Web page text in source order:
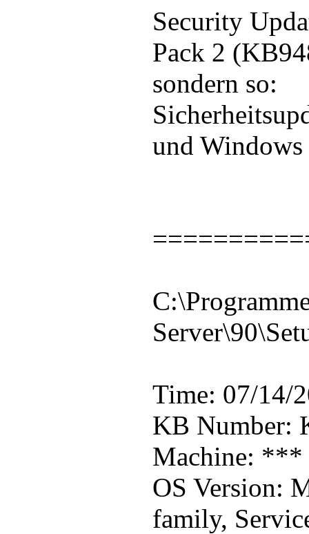
Security
Pack 2
sondern so:
und
Time: 07/14/
KB Number:
Machine: ***
OS Version:
family,